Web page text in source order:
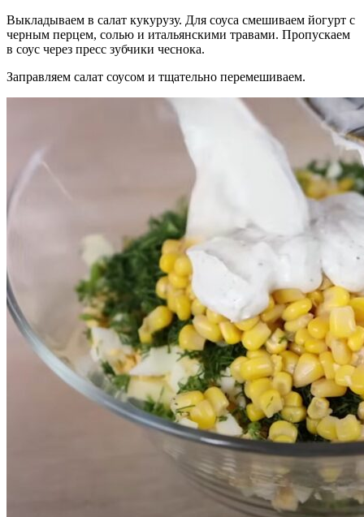
Выкладываем в салат кукурузу. Для соуса смешиваем йогурт с
черным перцем, солью и итальянскими травами. Пропускаем
в соус через пресс зубчики чеснока.
Заправляем салат соусом и тщательно перемешиваем.